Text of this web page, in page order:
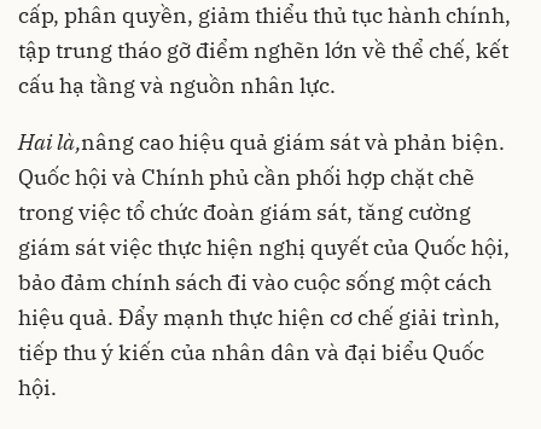
cấp, phân quyền, giảm thiểu thủ tục hành chính,
tập trung tháo gỡ điểm nghẽn lớn về thể chế, kết
cấu hạ tầng và nguồn nhân lực.
Hai là,nâng cao hiệu quả giám sát và phản biện.
Quốc hội và Chính phủ cần phối hợp chặt chẽ
trong việc tổ chức đoàn giám sát, tăng cường
giám sát việc thực hiện nghị quyết của Quốc hội,
bảo đảm chính sách đi vào cuộc sống một cách
hiệu quả. Đẩy mạnh thực hiện cơ chế giải trình,
tiếp thu ý kiến của nhân dân và đại biểu Quốc
hội.